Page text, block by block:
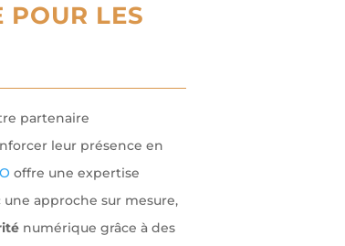
POUR LES
partenaire
leur présence en
offre une expertise
approche sur mesure,
numérique grâce à des